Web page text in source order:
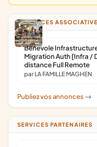
ANNONCES
Bénévole
Migration Auth [Infra /
distance Full Remote
par LA FAMILLE MAGHEN
Publiez vos annonces ->
SERVICES PARTENAIRES